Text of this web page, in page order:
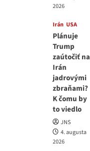
2026
Irán USA
Plánuje
Trump
zaútočiť na
Irán
jadrovými
zbraňami?
K čomu by
to viedlo
JNS
4. augusta
2026